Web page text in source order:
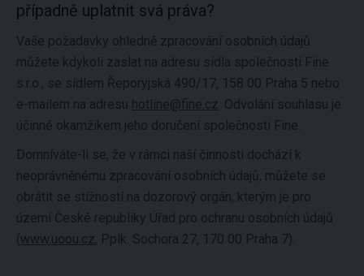
případně uplatnit svá práva?
Vaše požadavky ohledně zpracování osobních údajů
můžete kdykoli zaslat na adresu sídla společnosti Fine
s.r.o., se sídlem Řeporyjská 490/17, 158 00 Praha 5 nebo
e-mailem na adresu hotline@fine.cz . Odvolání souhlasu je
účinné okamžikem jeho doručení společnosti Fine.
Domníváte-li se, že v rámci naší činnosti dochází k
neoprávněnému zpracování osobních údajů, můžete se
obrátit se stížností na dozorový orgán, kterým je pro
území České republiky Úřad pro ochranu osobních údajů
( www.uoou.cz, Pplk. Sochora 27, 170 00 Praha 7).